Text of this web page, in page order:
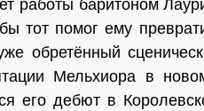
работы ба­ритоном
тот помог ему
обретённый
Мельхиора в
его дебют в